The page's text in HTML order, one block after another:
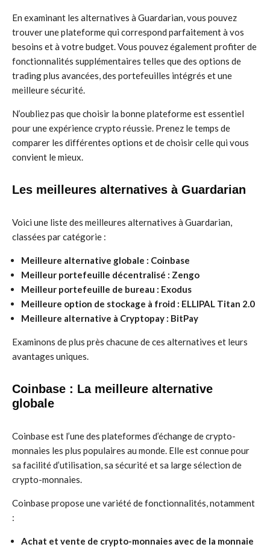
En examinant les alternatives à Guardarian, vous pouvez
trouver une plateforme qui correspond parfaitement à vos
besoins et à votre budget. Vous pouvez également profiter de
fonctionnalités supplémentaires telles que des options de
trading plus avancées, des portefeuilles intégrés et une
meilleure sécurité.
N’oubliez pas que choisir la bonne plateforme est essentiel
pour une expérience crypto réussie. Prenez le temps de
comparer les différentes options et de choisir celle qui vous
convient le mieux.
Les meilleures alternatives à Guardarian
Voici une liste des meilleures alternatives à Guardarian,
classées par catégorie :
Meilleure alternative globale : Coinbase
Meilleur portefeuille décentralisé : Zengo
Meilleur portefeuille de bureau : Exodus
Meilleure option de stockage à froid : ELLIPAL Titan 2.0
Meilleure alternative à Cryptopay : BitPay
Examinons de plus près chacune de ces alternatives et leurs
avantages uniques.
Coinbase : La meilleure alternative
globale
Coinbase est l’une des plateformes d’échange de crypto-
monnaies les plus populaires au monde. Elle est connue pour
sa facilité d’utilisation, sa sécurité et sa large sélection de
crypto-monnaies.
Coinbase propose une variété de fonctionnalités, notamment
:
Achat et vente de crypto-monnaies avec de la monnaie